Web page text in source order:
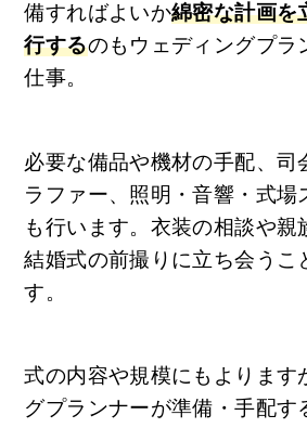
備すればよいか綿密な計画を
行するのもウェディングプラ
仕事。
必要な備品や機材の手配、司
ラファー、照明・音響・式場
も行います。衣装の相談や親
結婚式の前撮りに立ち会うこ
す。
式の内容や規模にもよります
グプランナーが準備・手配す